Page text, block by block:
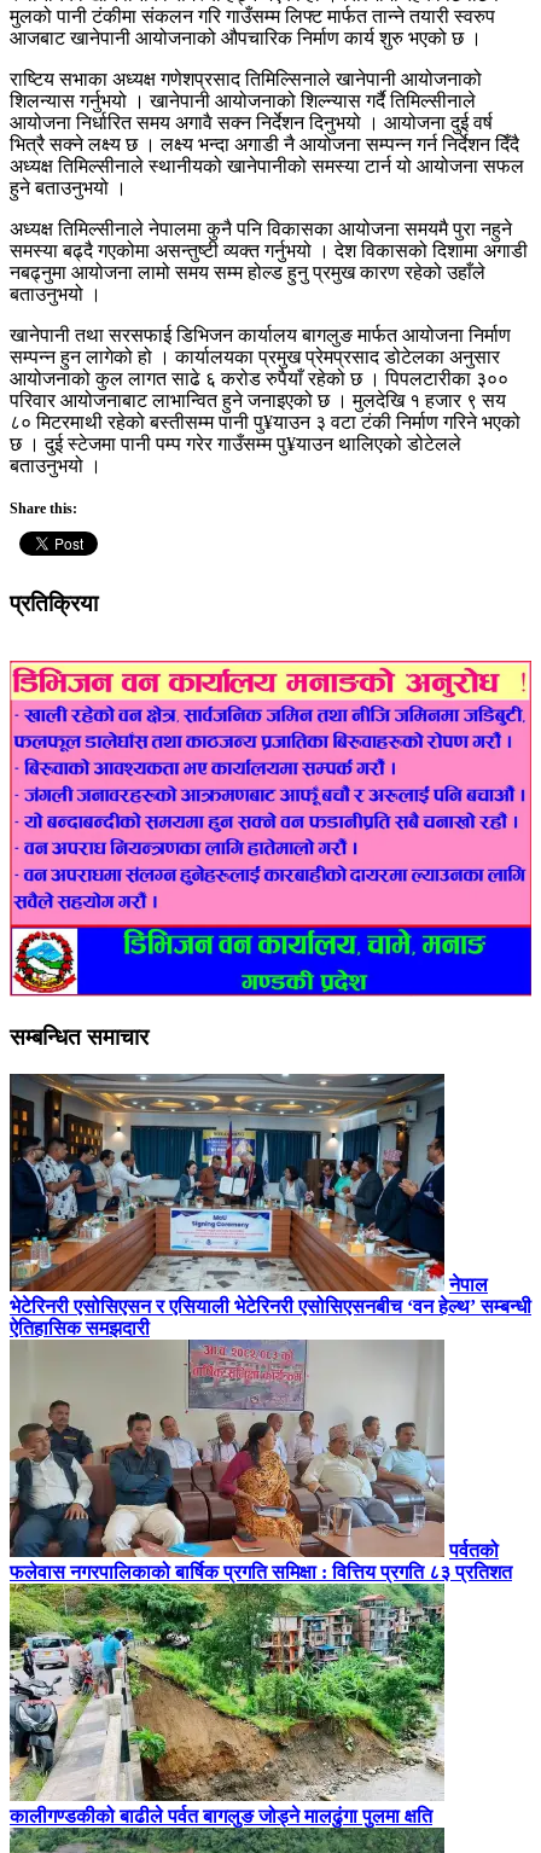
मुलको पानी टंकीमा संकलन गरि गाउँसम्म लिफ्ट मार्फत तान्ने तयारी स्वरुप
आजबाट खानेपानी आयोजनाको औपचारिक निर्माण कार्य शुरु भएको छ ।
राष्टिय सभाका अध्यक्ष गणेशप्रसाद तिमिल्सिनाले खानेपानी आयोजनाको
शिलन्यास गर्नुभयो । खानेपानी आयोजनाको शिल्न्यास गर्दै तिमिल्सीनाले
आयोजना निर्धारित समय अगावै सक्न निर्देशन दिनुभयो । आयोजना दुई वर्ष
भित्रै सक्ने लक्ष्य छ । लक्ष्य भन्दा अगाडी नै आयोजना सम्पन्न गर्न निर्देशन दिँदै
अध्यक्ष तिमिल्सीनाले स्थानीयको खानेपानीको समस्या टार्न यो आयोजना सफल
हुने बताउनुभयो ।
अध्यक्ष तिमिल्सीनाले नेपालमा कुनै पनि विकासका आयोजना समयमै पुरा नहुने
समस्या बढ्दै गएकोमा असन्तुष्टी व्यक्त गर्नुभयो । देश विकासको दिशामा अगाडी
नबढ्नुमा आयोजना लामो समय सम्म होल्ड हुनु प्रमुख कारण रहेको उहाँले
बताउनुभयो ।
खानेपानी तथा सरसफाई डिभिजन कार्यालय बागलुङ मार्फत आयोजना निर्माण
सम्पन्न हुन लागेको हो । कार्यालयका प्रमुख प्रेमप्रसाद डोटेलका अनुसार
आयोजनाको कुल लागत साढे ६ करोड रुपैयाँ रहेको छ । पिपलटारीका ३००
परिवार आयोजनाबाट लाभान्वित हुने जनाइएको छ । मुलदेखि १ हजार ९ सय
८० मिटरमाथी रहेको बस्तीसम्म पानी पु¥याउन ३ वटा टंकी निर्माण गरिने भएको
छ । दुई स्टेजमा पानी पम्प गरेर गाउँसम्म पु¥याउन थालिएको डोटेलले
बताउनुभयो ।
Share this:
प्रतिक्रिया
सम्बन्धित समाचार
नेपाल
भेटेरिनरी एसोसिएसन र एसियाली भेटेरिनरी एसोसिएसनबीच ‘वन हेल्थ’ सम्बन्धी
ऐतिहासिक समझदारी
पर्वतको
फलेवास नगरपालिकाको बार्षिक प्रगति समिक्षा : वित्तिय प्रगति ८३ प्रतिशत
कालीगण्डकीको बाढीले पर्वत बागलुङ जोड्ने मालढुंगा पुलमा क्षति